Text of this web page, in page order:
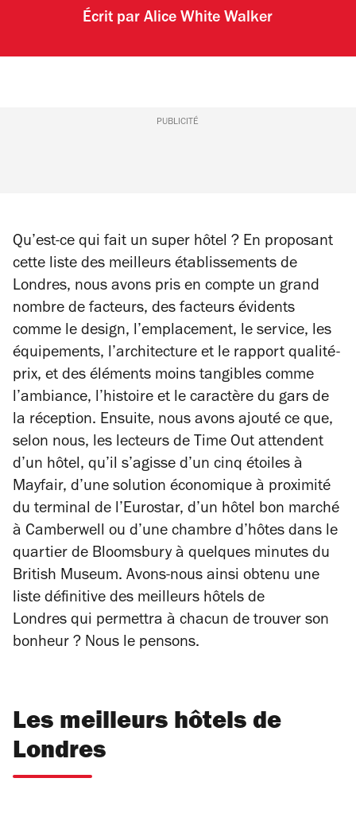
Écrit parAlice White Walker
PUBLICITÉ
Qu’est-ce qui fait un super hôtel ? En proposant
cette liste des meilleurs établissements de
Londres, nous avons pris en compte un grand
nombre de facteurs, des facteurs évidents
comme le design, l’emplacement, le service, les
équipements, l’architecture et le rapport qualité-
prix, et des éléments moins tangibles comme
l’ambiance, l’histoire et le caractère du gars de
la réception. Ensuite, nous avons ajouté ce que,
selon nous, les lecteurs de Time Out attendent
d’un hôtel, qu’il s’agisse d’un cinq étoiles à
Mayfair, d’une solution économique à proximité
du terminal de l’Eurostar, d’un hôtel bon marché
à Camberwell ou d’une chambre d’hôtes dans le
quartier de Bloomsbury à quelques minutes du
British Museum. Avons-nous ainsi obtenu une
liste définitive des meilleurs hôtels de
Londres qui permettra à chacun de trouver son
bonheur ? Nous le pensons.
Les meilleurs hôtels de
Londres